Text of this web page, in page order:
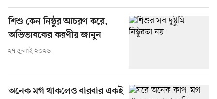
শিশু কেন নিষ্ঠুর আচরণ করে,
অভিভাবকের করণীয় জানুন
২৭ জুলাই ২০২৬
অনেক মগ থাকলেও বারবার একই